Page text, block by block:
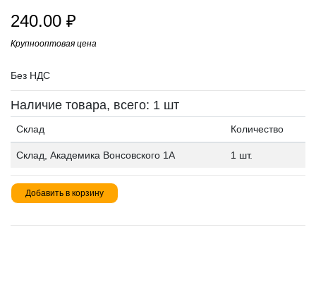
240.00 ₽
Крупнооптовая цена
Без НДС
Наличие товара, всего: 1 шт
Склад Количество
Склад, Академика Вонсовского 1А 1 шт.
Добавить в корзину